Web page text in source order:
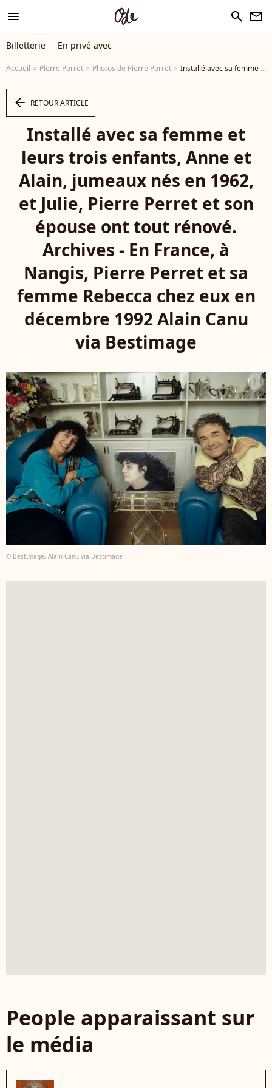
menu search newsletter
Billetterie En privé avec
Accueil Pierre Perret Photos de Pierre Perret Installé avec sa femme et leurs trois enfants, Anne et Alain, jumeaux nés en 1962, et Julie, Pierre Perret et son épouse ont tout rénové. Archives - En France, à Nangis, Pierre Perret et sa femme Rebecca chez eux en décembre 1992 Alain Canu via Bestimage - Photo
arrow_left RETOUR ARTICLE
Installé avec sa femme et
leurs trois enfants, Anne et
Alain, jumeaux nés en 1962,
et Julie, Pierre Perret et son
épouse ont tout rénové.
Archives - En France, à
Nangis, Pierre Perret et sa
femme Rebecca chez eux en
décembre 1992 Alain Canu
via Bestimage
© BestImage, Alain Canu via Bestimage
People apparaissant sur
le média